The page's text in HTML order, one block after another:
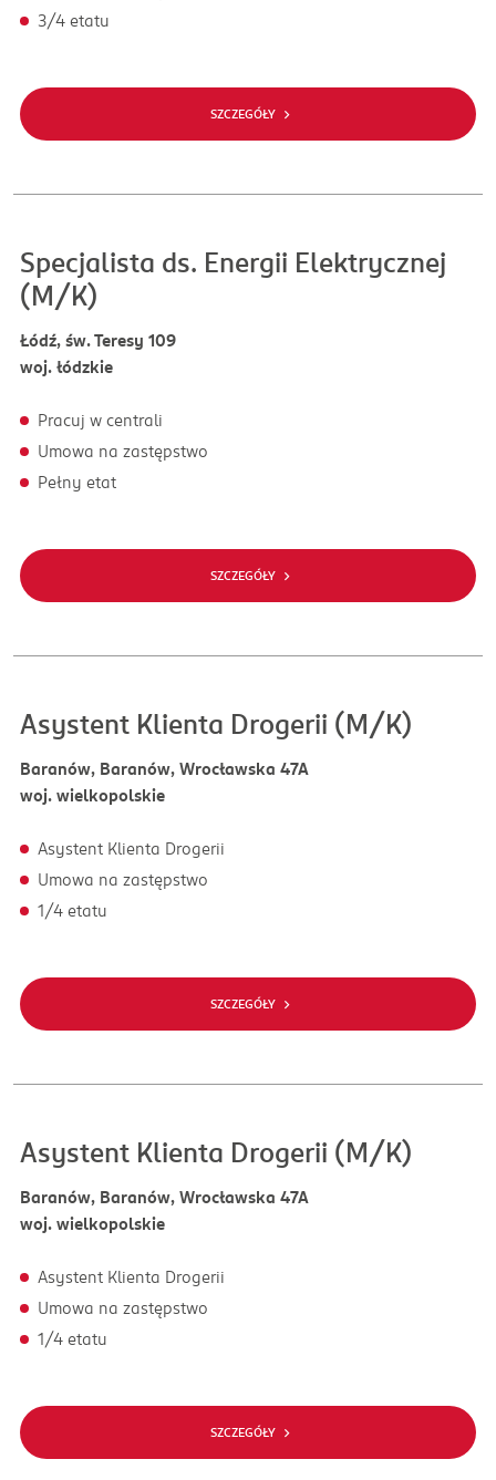
3/4 etatu
SZCZEGÓŁY
Specjalista ds. Energii Elektrycznej
(M/K)
Łódź, św. Teresy 109
woj. łódzkie
Pracuj w centrali
Umowa na zastępstwo
Pełny etat
SZCZEGÓŁY
Asystent Klienta Drogerii (M/K)
Baranów, Baranów, Wrocławska 47A
woj. wielkopolskie
Asystent Klienta Drogerii
Umowa na zastępstwo
1/4 etatu
SZCZEGÓŁY
Asystent Klienta Drogerii (M/K)
Baranów, Baranów, Wrocławska 47A
woj. wielkopolskie
Asystent Klienta Drogerii
Umowa na zastępstwo
1/4 etatu
SZCZEGÓŁY